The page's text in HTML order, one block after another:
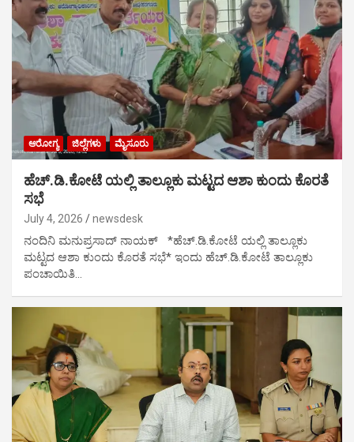
ಆರೋಗ್ಯ ಜಿಲ್ಲೆಗಳು ಮೈಸೂರು
ಹೆಚ್.ಡಿ.ಕೋಟೆ ಯಲ್ಲಿ ತಾಲ್ಲೂಕು ಮಟ್ಟದ ಆಶಾ ಕುಂದು ಕೊರತೆ
ಸಭೆ
July 4, 2026 newsdesk
ನಂದಿನಿ ಮನುಪ್ರಸಾದ್ ನಾಯಕ್ *ಹೆಚ್.ಡಿ.ಕೋಟೆ ಯಲ್ಲಿ ತಾಲ್ಲೂಕು
ಮಟ್ಟದ ಆಶಾ ಕುಂದು ಕೊರತೆ ಸಭೆ* ಇಂದು ಹೆಚ್.ಡಿ.ಕೋಟೆ ತಾಲ್ಲೂಕು
ಪಂಚಾಯಿತಿ…